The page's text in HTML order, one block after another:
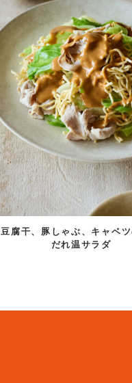
豆腐干、豚しゃぶ、キャベツ
だれ温サラダ